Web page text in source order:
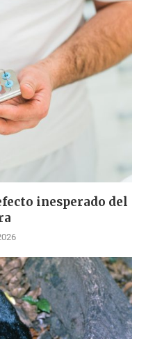
inesperado del